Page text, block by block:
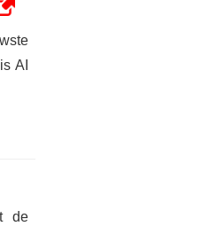
AI
de